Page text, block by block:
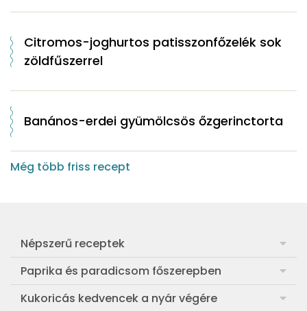
Citromos-joghurtos patisszonfőzelék sok
zöldfűszerrel
Banános-erdei gyümölcsös őzgerinctorta
Még több friss recept
Népszerű receptek
Frankfurti leves
Egyszerű muffin
Paprika és paradicsom főszerepben
Pan con Tomate
Kukoricás kedvencek a nyár végére